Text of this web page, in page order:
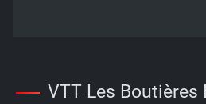
VTT Les